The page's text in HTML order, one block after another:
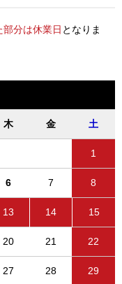
部分は休業日 となりま
木 金 土
1
6 7 8
13 14 15
20 21 22
27 28 29